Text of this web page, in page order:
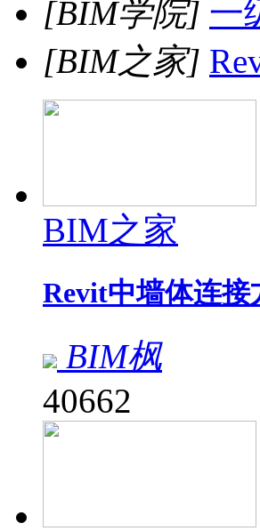
[BIM学院] 一
[BIM之家]
BIM之家
Revit中墙体连接
BIM枫
40662